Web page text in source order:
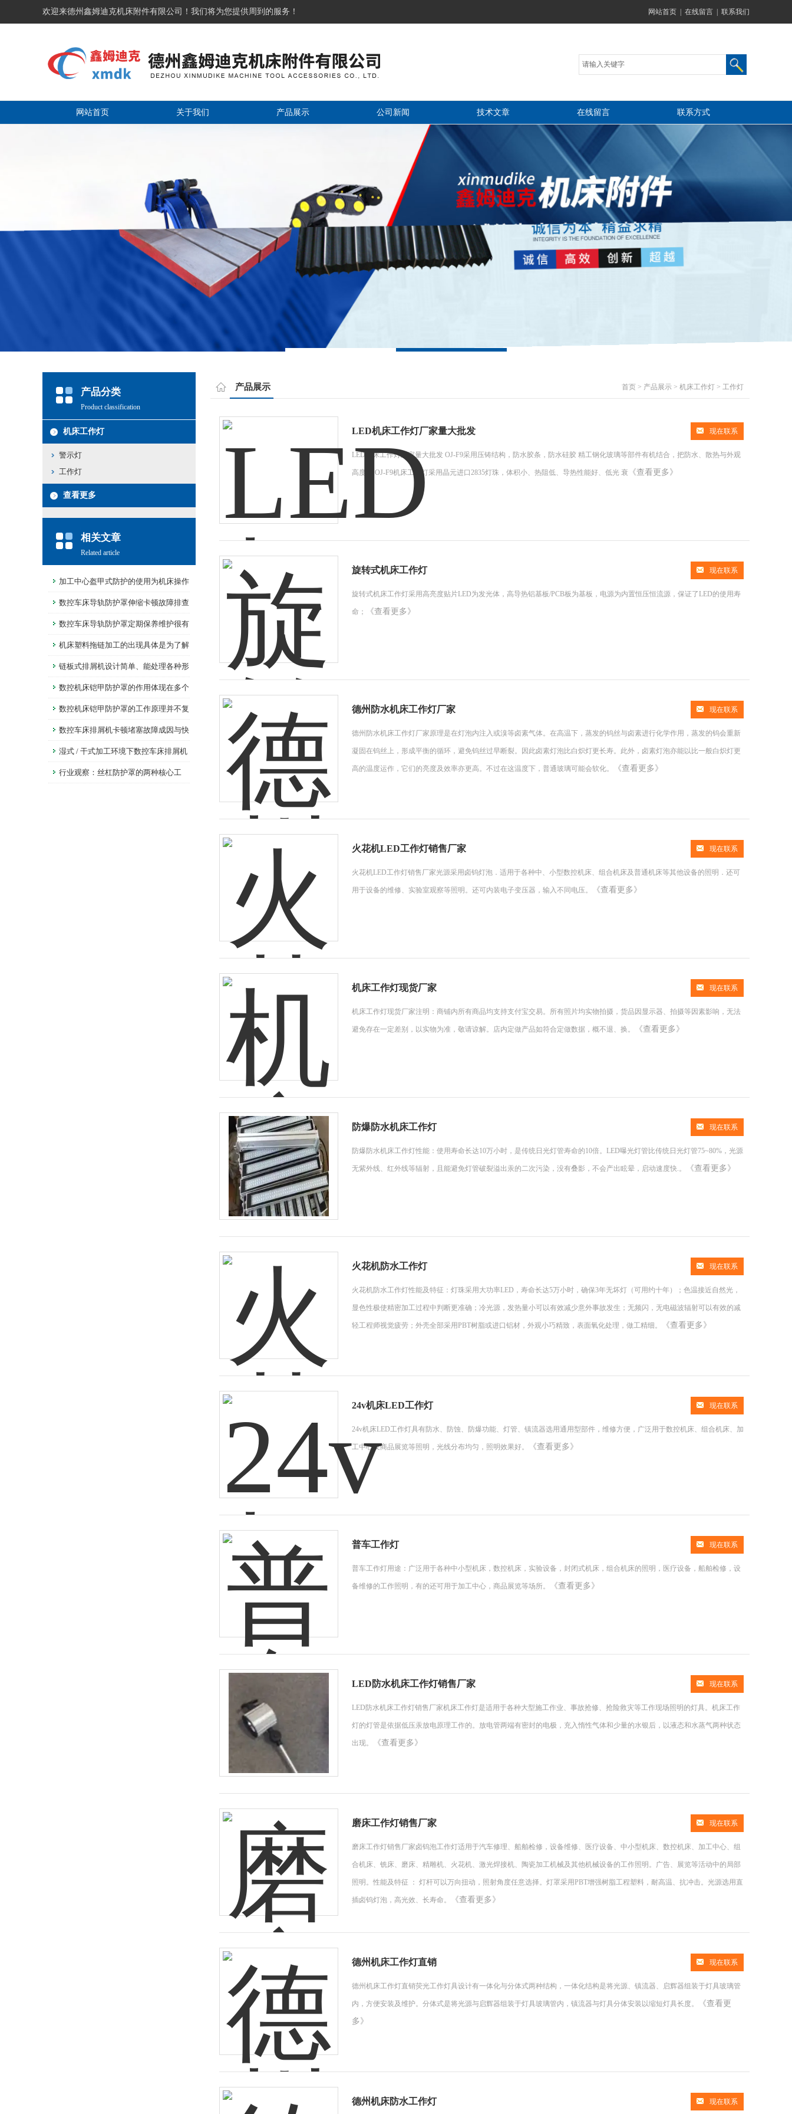
欢迎来德州鑫姆迪克机床附件有限公司！我们将为您提供周到的服务！ 网站首页 在线留言 联系我们
网站首页 关于我们 产品展示 公司新闻 技术文章 在线留言 联系方式
产品分类
Product classification
机床工作灯
警示灯
工作灯
查看更多
相关文章
Related article
加工中心盔甲式防护的使用为机床操作
提供了安全保障
数控车床导轨防护罩伸缩卡顿故障排查
数控车床导轨防护罩定期保养维护很有
必要机床塑料拖链加工的出现具体是为了解
决什么问题？
链板式排屑机设计简单、能处理各种形
状的金属废料
数控机床铠甲防护罩的作用体现在多个
层面数控机床铠甲防护罩的工作原理并不复
杂 数控车床排屑机卡顿堵塞故障成因与快
速排查法
湿式 / 干式加工环境下数控车床排屑机
的差异化应用
行业观察：丝杠防护罩的两种核心工
产品展示 首页 > 产品展示 > 机床工作灯 > 工作灯
现在联系
LED机床工作灯厂家量大批发
LED机床工作灯厂家量大批发 OJ-F9采用压铸结构，防水胶条，防水硅胶 精工钢化玻璃等部件有机结合，把防水、散热与外观
高度统 OJ-F9机床工作灯采用晶元进口2835灯珠，体积小、热阻低、导热性能好、低光 衰 《查看更多》
现在联系
旋转式机床工作灯
旋转式机床工作灯采用高亮度贴片LED为发光体，高导热铝基板/PCB板为基板，电源为内置恒压恒流源，保证了LED的使用寿
命； 《查看更多》
现在联系
德州防水机床工作灯厂家
德州防水机床工作灯厂家原理是在灯泡内注入或溴等卤素气体。在高温下，蒸发的钨丝与卤素进行化学作用，蒸发的钨会重新
凝固在钨丝上，形成平衡的循环，避免钨丝过早断裂。因此卤素灯泡比白炽灯更长寿。此外，卤素灯泡亦能以比一般白炽灯更
高的温度运作，它们的亮度及效率亦更高。不过在这温度下，普通玻璃可能会软化。 《查看更多》
现在联系
火花机LED工作灯销售厂家
火花机LED工作灯销售厂家光源采用卤钨灯泡．适用于各种中、小型数控机床、组合机床及普通机床等其他设备的照明．还可
用于设备的维修、实验室观察等照明。还可内装电子变压器，输入不同电压。 《查看更多》
现在联系
机床工作灯现货厂家
机床工作灯现货厂家注明：商铺内所有商品均支持支付宝交易。所有照片均实物拍摄，货品因显示器、拍摄等因素影响，无法
避免存在一定差别，以实物为准，敬请谅解。店内定做产品如符合定做数据，概不退、换。 《查看更多》
现在联系
防爆防水机床工作灯
防爆防水机床工作灯性能：使用寿命长达10万小时，是传统日光灯管寿命的10倍。LED曝光灯管比传统日光灯管75~80%，光源
无紫外线、红外线等辐射，且能避免灯管破裂溢出汞的二次污染，没有叠影，不会产出眩晕，启动速度快.。 《查看更多》
现在联系
火花机防水工作灯
火花机防水工作灯性能及特征：灯珠采用大功率LED，寿命长达5万小时，确保3年无坏灯（可用约十年）；色温接近自然光，
显色性极使精密加工过程中判断更准确；冷光源，发热量小可以有效减少意外事故发生；无频闪，无电磁波辐射可以有效的减
轻工程师视觉疲劳；外壳全部采用PBT树脂或进口铝材，外观小巧精致，表面氧化处理，做工精细。 《查看更多》
现在联系
24v机床LED工作灯
24v机床LED工作灯具有防水、防蚀、防爆功能、灯管、镇流器选用通用型部件，维修方便，广泛用于数控机床、组合机床、加
工中心及商品展览等照明，光线分布均匀，照明效果好。 《查看更多》
现在联系
普车工作灯
普车工作灯用途：广泛用于各种中小型机床，数控机床，实验设备，封闭式机床，组合机床的照明，医疗设备，船舶检修，设
备维修的工作照明，有的还可用于加工中心，商品展览等场所。 《查看更多》
现在联系
LED防水机床工作灯销售厂家
LED防水机床工作灯销售厂家机床工作灯是适用于各种大型施工作业、事故抢修、抢险救灾等工作现场照明的灯具。机床工作
灯的灯管是依据低压汞放电原理工作的。放电管两端有密封的电极，充入惰性气体和少量的水银后，以液态和水蒸气两种状态
出现。 《查看更多》
现在联系
磨床工作灯销售厂家
磨床工作灯销售厂家卤钨泡工作灯适用于汽车修理、船舶检修，设备维修、医疗设备、中小型机床、数控机床、加工中心、组
合机床、铣床、磨床、精雕机、火花机、激光焊接机、陶瓷加工机械及其他机械设备的工作照明。广告、展览等活动中的局部
照明。性能及特征 ： 灯杆可以万向扭动，照射角度任意选择。灯罩采用PBT增强树脂工程塑料，耐高温、抗冲击。光源选用直
插卤钨灯泡，高光效、长寿命。 《查看更多》
现在联系
德州机床工作灯直销
德州机床工作灯直销荧光工作灯具设计有一体化与分体式两种结构，一体化结构是将光源、镇流器、启辉器组装于灯具玻璃管
内，方便安装及维护。分体式是将光源与启辉器组装于灯具玻璃管内，镇流器与灯具分体安装以缩短灯具长度。
《查看更
多》
现在联系
德州机床防水工作灯